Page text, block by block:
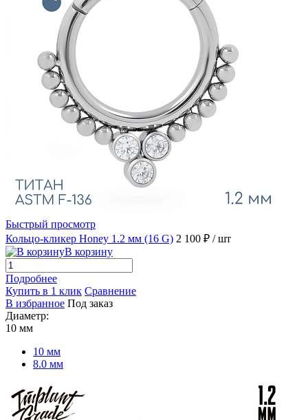
Быстрый просмотр
Кольцо-кликер Honey 1.2 мм (16 G) 2 100 ₽ / шт
В корзину
Подробнее
Купить в 1 клик Сравнение
В избранное Под заказ
Диаметр:
10 мм
10 мм
8.0 мм